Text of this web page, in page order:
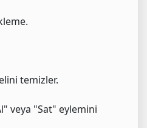
temizler.
veya "Sat" eylemini